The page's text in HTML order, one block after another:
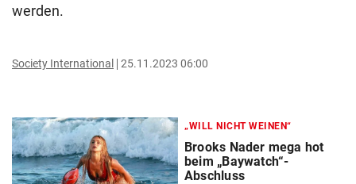
werden.
Society International 25.11.2023 06:00
„WILL NICHT WEINEN“
Brooks Nader mega hot
beim „Baywatch“-
Abschluss